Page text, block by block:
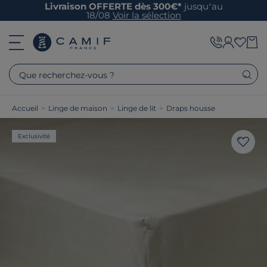
Livraison OFFERTE dès 300€* jusqu’au
18/08 Voir la sélection
Que recherchez-vous ?
Accueil > Linge de maison > Linge de lit > Draps housse
Exclusivité